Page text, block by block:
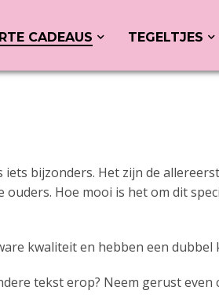
CADEAUS TEGELTJES
iets bijzonders. Het zijn de
Hoe mooi is het om dit
kwaliteit en hebben een dubbel
tekst erop? Neem gerust